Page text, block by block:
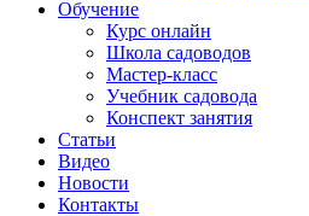
Обучение
Курс онлайн
Школа садоводов
Мастер-класс
Учебник садовода
Конспект занятия
Статьи
Видео
Новости
Контакты